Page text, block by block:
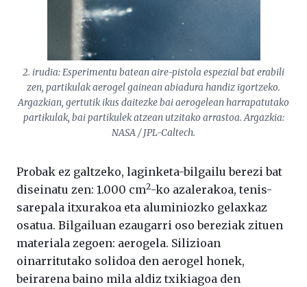
2. irudia: Esperimentu batean aire-pistola espezial bat erabili
zen, partikulak aerogel gainean abiadura handiz igortzeko.
Argazkian, gertutik ikus daitezke bai aerogelean harrapatutako
partikulak, bai partikulek atzean utzitako arrastoa. Argazkia:
NASA / JPL-Caltech.
Probak ez galtzeko, laginketa-bilgailu berezi bat
diseinatu zen: 1.000 cm2-ko azalerakoa, tenis-
sarepala itxurakoa eta aluminiozko gelaxkaz
osatua. Bilgailuan ezaugarri oso bereziak zituen
materiala zegoen: aerogela. Silizioan
oinarritutako solidoa den aerogel honek,
beirarena baino mila aldiz txikiagoa den